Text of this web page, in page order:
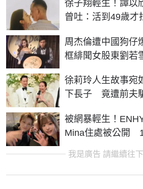
徐子翔輕生！譚
曾吐：活到49歲才
周杰倫遭中國狗仔
框緋聞女股東劉若
徐莉玲人生故事宛
下長子 竟遭前夫
被網暴輕生！
Mina住處被公開
我是廣告 請繼續往